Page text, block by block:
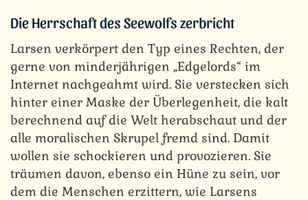
Die Herrschaft des Seewolfs zerbricht
Larsen verkörpert den Typ eines Rechten, der
gerne von minderjährigen „Edgelords“ im
Internet nachgeahmt wird. Sie verstecken sich
hinter einer Maske der Überlegenheit, die kalt
berechnend auf die Welt herabschaut und der
alle moralischen Skrupel fremd sind. Damit
wollen sie schockieren und provozieren. Sie
träumen davon, ebenso ein Hüne zu sein, vor
dem die Menschen erzittern, wie Larsens